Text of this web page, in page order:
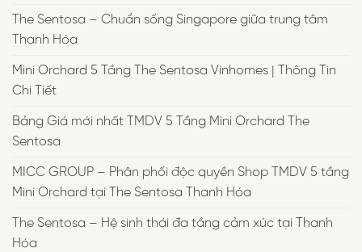
The Sentosa – Chuẩn sống Singapore giữa trung tâm
Thanh Hóa
Mini Orchard 5 Tầng The Sentosa Vinhomes | Thông Tin
Chi Tiết
Bảng Giá mới nhất TMDV 5 Tầng Mini Orchard The
Sentosa
MICC GROUP – Phân phối độc quyền Shop TMDV 5 tầng
Mini Orchard tại The Sentosa Thanh Hóa
The Sentosa – Hệ sinh thái đa tầng cảm xúc tại Thanh
Hóa